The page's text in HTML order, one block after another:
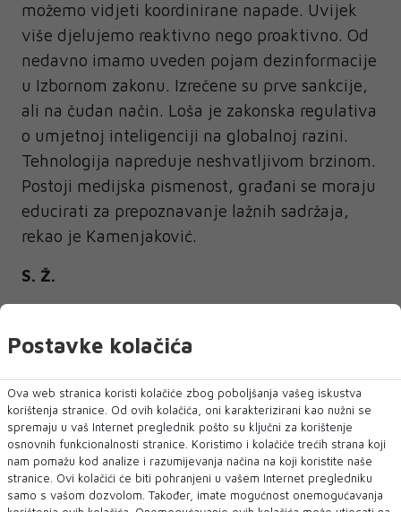
možemo vidjeti koordinirane napade. Uvijek
više djelujemo reaktivno nego proaktivno. Od
nedavno imamo uveden pojam dezinformacije
u Izbornom zakonu. Izrečene su prve sankcije,
ali na čudan način. Loša je zakonska regulativa
o umjetnoj inteligenciji na globalnoj razini.
Tehnologija napreduje neshvatljivom brzinom.
Postoji medijska pismenost, građani se moraju
educirati za prepoznavanje lažnih sadržaja,
rekao je Kamenjaković.
S. Ž.
NAJNOVIJE NAJČITANIJE
Postavke kolačića
Ova web stranica koristi kolačiće zbog poboljšanja vašeg iskustva
korištenja stranice. Od ovih kolačića, oni karakterizirani kao nužni se
spremaju u vaš Internet preglednik pošto su ključni za korištenje
osnovnih funkcionalnosti stranice. Koristimo i kolačiće trećih strana koji
nam pomažu kod analize i razumijevanja načina na koji koristite naše
stranice. Ovi kolačići će biti pohranjeni u vašem Internet pregledniku
samo s vašom dozvolom. Također, imate mogućnost onemogućavanja